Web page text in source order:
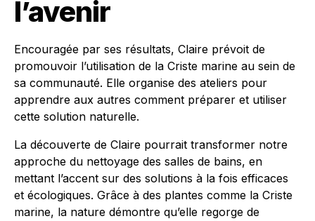
l’avenir
Encouragée par ses résultats, Claire prévoit de
promouvoir l’utilisation de la Criste marine au sein de
sa communauté. Elle organise des ateliers pour
apprendre aux autres comment préparer et utiliser
cette solution naturelle.
La découverte de Claire pourrait transformer notre
approche du nettoyage des salles de bains, en
mettant l’accent sur des solutions à la fois efficaces
et écologiques. Grâce à des plantes comme la Criste
marine, la nature démontre qu’elle regorge de